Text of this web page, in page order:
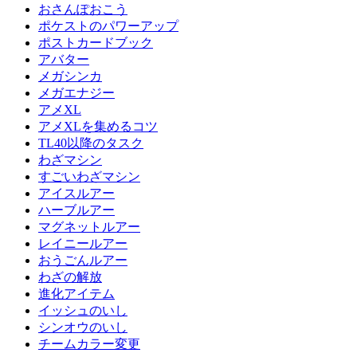
おさんぽおこう
ポケストのパワーアップ
ポストカードブック
アバター
メガシンカ
メガエナジー
アメXL
アメXLを集めるコツ
TL40以降のタスク
わざマシン
すごいわざマシン
アイスルアー
ハーブルアー
マグネットルアー
レイニールアー
おうごんルアー
わざの解放
進化アイテム
イッシュのいし
シンオウのいし
チームカラー変更